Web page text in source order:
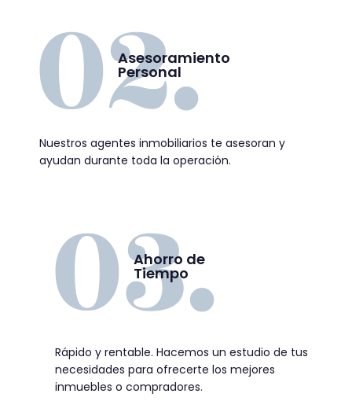
Asesoramiento
Personal
Nuestros agentes inmobiliarios te asesoran y
ayudan durante toda la operación.
Ahorro de
Tiempo
Rápido y rentable. Hacemos un estudio de tus
necesidades para ofrecerte los mejores
inmuebles o compradores.